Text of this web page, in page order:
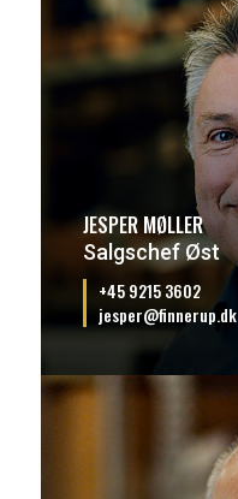
JESPER MØLLER
Salgschef Øst
+45 9215 3602
jesper@finnerup.dk